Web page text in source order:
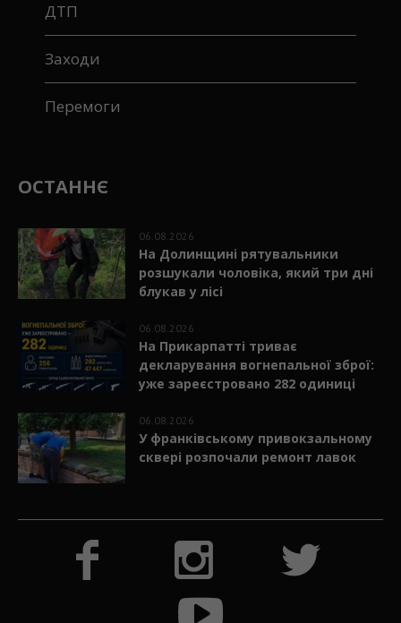
ДТП
Заходи
Перемоги
ОСТАННЄ
06.08.2026
На Долинщині рятувальники
розшукали чоловіка, який три дні
блукав у лісі
06.08.2026
На Прикарпатті триває
декларування вогнепальної зброї:
уже зареєстровано 282 одиниці
06.08.2026
У франківському привокзальному
сквері розпочали ремонт лавок